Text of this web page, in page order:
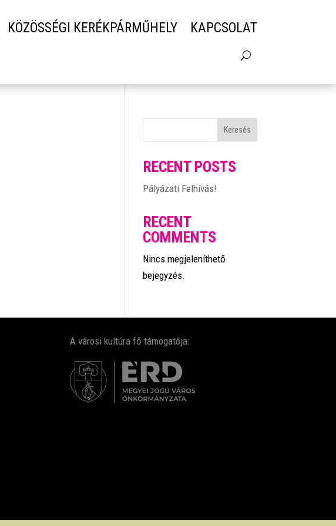
KÖZÖSSÉGI KERÉKPÁRMŰHELY KAPCSOLAT
Keresés
RECENT POSTS
Pályázati Felhívás!
RECENT
COMMENTS
Nincs megjeleníthető
bejegyzés.
A városi kultúra fő támogatója: